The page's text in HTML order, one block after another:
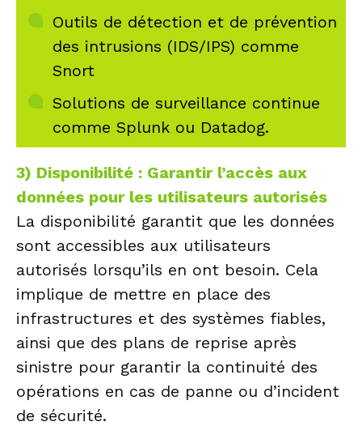
Outils de détection et de prévention
des intrusions (IDS/IPS) comme
Snort
Solutions de surveillance continue
comme Splunk ou Datadog.
3) Disponibilité : Garantir l’accès aux
données pour les utilisateurs autorisés
La disponibilité garantit que les données
sont accessibles aux utilisateurs
autorisés lorsqu’ils en ont besoin. Cela
implique de mettre en place des
infrastructures et des systèmes fiables,
ainsi que des plans de reprise après
sinistre pour garantir la continuité des
opérations en cas de panne ou d’incident
de sécurité.